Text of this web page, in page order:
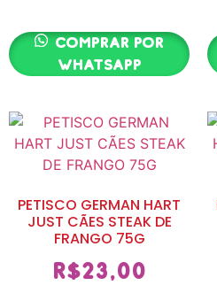
Comprar por
whatsapp
PETISCO GERMAN HART
JUST CÃES STEAK DE
FRANGO 75G
R$23,00